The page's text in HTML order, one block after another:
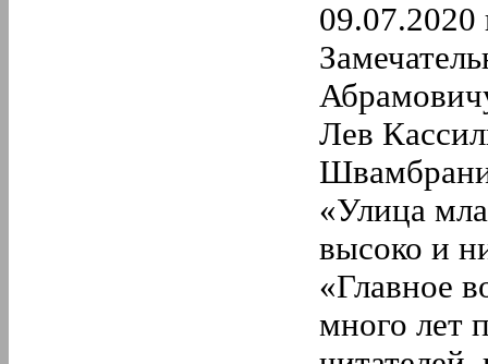
09.07.2020
Лев
«Улица
высоко и
«Главное
много лет